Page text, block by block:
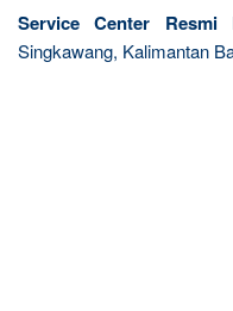
Service Center Resmi
Singkawang, Kalimantan